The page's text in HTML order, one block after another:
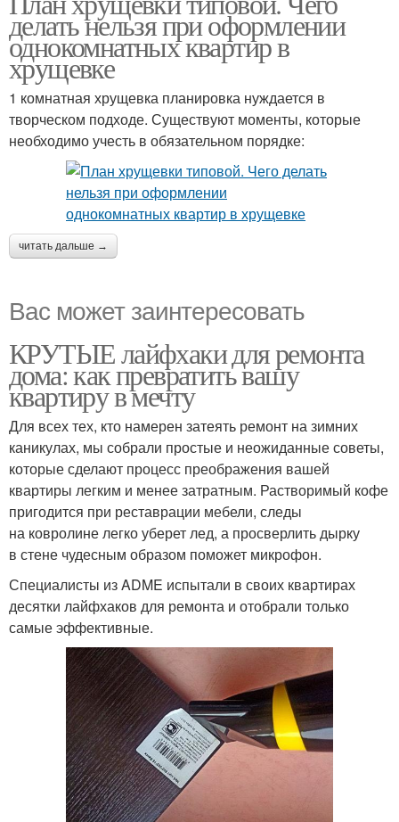
делать нельзя при оформлении
однокомнатных квартир в
хрущевке
1 комнатная хрущевка планировка нуждается в
творческом подходе. Существуют моменты, которые
необходимо учесть в обязательном порядке:
читать дальше →
Вас может заинтересовать
КРУТЫЕ лайфхаки для ремонта
дома: как превратить вашу
квартиру в мечту
Для всех тех, кто намерен затеять ремонт на зимних
каникулах, мы собрали простые и неожиданные советы,
которые сделают процесс преображения вашей
квартиры легким и менее затратным. Растворимый кофе
пригодится при реставрации мебели, следы
на ковролине легко уберет лед, а просверлить дырку
в стене чудесным образом поможет микрофон.
Специалисты из ADME испытали в своих квартирах
десятки лайфхаков для ремонта и отобрали только
самые эффективные.